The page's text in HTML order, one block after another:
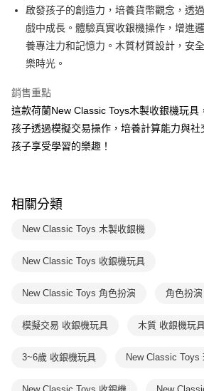
相關說明
【大哥付你分期使用說明】
1.本服務由台灣大哥大提供，台灣大哥大用戶可
2.付款方式選擇「大哥付你分期」，訂單成立後
流程，驗證手機門號後，選擇欲分期的期數、繳
3.實際核准額度、可分期數及費用金額請依後續交
4.訂單成立30分鐘內，如未前往確認交易或遇審
消。如遇「轉專審核」未通過狀況，表示未達大
法說明評估內容。
1.分期款項不併入電信帳單，「大哥付你分期」於
1.本服務係由「台灣大哥大股份有限公司」（以
2.基於同意付款使用「大哥付你分期」之契約關
由本公司與您本人進行分期帳單所需資料之確認
AFTEE先享後付
相關說明
【關於「AFTEE先享後付」】
便利好安心！
１．簡單：不需註冊會員、不需綁卡、不需儲值。
２．便利：只要手機號碼，簡訊認證，即可結帳。
３．安心：先確認商品／服務後，再付款。
３．收到繳費通知簡訊後14天內，點擊此簡訊中
※ 請注意：結帳手續完成當下不需立刻繳費，但
後付繳納相關費用。
客戶支援中心」 https://
【注意事項】
權轉讓予恩沛科技股份有限公司。
https://aftee.tw/terms/#terms3
運送方式
國內宅配/郵寄 (不適用離島、海外及郵局i
每筆NT$70，滿NT$800(含以上)免運費
每筆NT$200
啟發孩子的創造力，培養貨幣觀念，透
戲中成長。體驗真實收銀機操作，增進
養專注力和記憶力。木質材質設計，安
樂時光。
銷售重點
這款荷蘭New Classic Toys木製收銀機玩具
孩子透過模擬交易操作，培養計算能力與
孩子享受學習的樂趣！
相關分類
New Classic Toys 木製收銀機
New Classic Toys 收銀機玩具
New Classic Toys 角色扮演 角色扮
模擬交易 收銀機玩具 木質 收銀機玩
3~6歲 收銀機玩具 New Classic Toys